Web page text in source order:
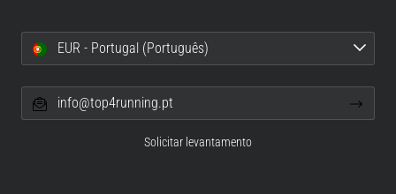
EUR - Portugal (Português)
info@top4running.pt
Solicitar levantamento